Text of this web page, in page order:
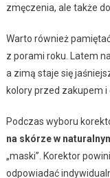
zmęczenia, ale także
Warto również
z porami roku. Latem
a zimą staje się
kolory przed zakupem
Podczas wyboru
na skórze w
„maski”. Korektor
odpowiadać